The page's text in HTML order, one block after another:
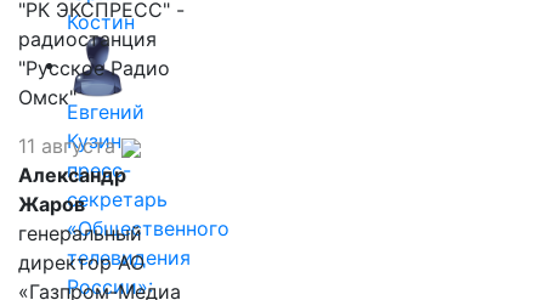
Костин
Евгений
Кузин,
пресс-
секретарь
«Общественного
телевидения
России»:
"РК ЭКСПРЕСС" -
радиостанция
"Русское Радио
Омск"
11 августа
Александр
Жаров
генеральный
директор АО
«Газпром-Медиа